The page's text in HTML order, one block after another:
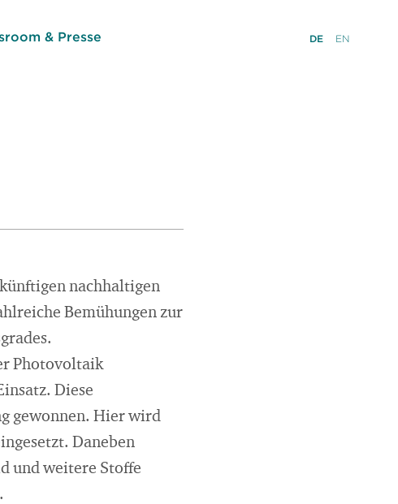
& Presse DE EN
nachhaltigen
Bemühungen zur
Photovoltaik
Diese
gewonnen. Hier wird
Daneben
und weitere Stoffe